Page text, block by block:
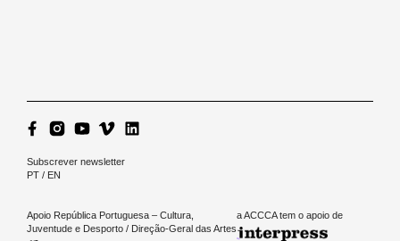
Subscrever newsletter
PT / EN
Apoio República Portuguesa – Cultura,
Juventude e Desporto / Direção-Geral das Artes
a ACCCA tem o apoio de